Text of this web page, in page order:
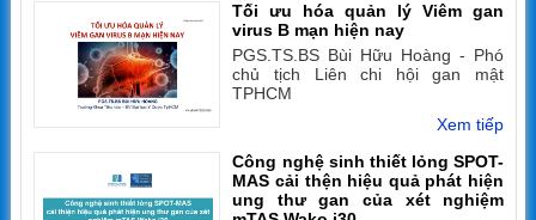
Tối ưu hóa quản lý Viêm gan
virus B mạn hiện nay
PGS.TS.BS Bùi Hữu Hoàng - Phó
chủ tịch Liên chi hội gan mật
TPHCM
Xem tiếp
Công nghệ sinh thiết lỏng SPOT-
MAS cải thện hiệu quả phát hiện
ung thư gan của xét nghiệm